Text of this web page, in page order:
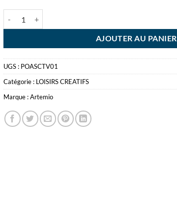
AJOUTER AU PANIER
UGS : POASCTV01
Catégorie : LOISIRS CREATIFS
Marque :Artemio